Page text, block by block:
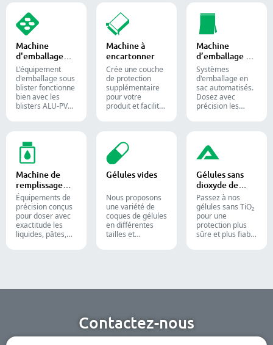
bonbons gélifiés
et des
compléments
alimentaires
destinés aux
industries
confiseries et
pharmaceutiques.
utilisés dans les
industries
pharmaceutique,
alimentaire et
chimique.
votre processus
de
conditionnement
pharmaceutique
grâce à nos
diverses solutions
de comptage de
formes solides.
Machine
d'emballage
sous blister
L'équipement
d'emballage sous
blister fonctionne
bien avec les
blisters ALU-PVC
comprimés, de
gélules et de
gélules molles. Il
est toujours
appliqué dans la
production
pharmaceutique
et des
compléments
alimentaires.
Machine à
encartonner
Crée une couche
de protection
supplémentaire
pour votre
produit et facilite
blisters, sachets
et tubes dans des
étuis pour
l'emballage
pharmaceutique,
alimentaire.
Machine
d’emballage en
sac
Systèmes
d'emballage en
sac automatisés.
Dosez avec
précision les
lignes de
conditionnement
pharmaceutiques,
nutraceutiques et
alimentaires.
Machine de
remplissage
liquide
Équipements de
précision conçus
pour doser avec
exactitude les
liquides, pâtes,
pharmaceutiques,
Gélules vides
Nous proposons
une variété de
coques de gélules
en différentes
tailles et
industries
nutritionnels et
des aliments
fonctionnels.
Gélules sans
dioxyde de
titane
Passez à nos
gélules sans TiO₂
pour une
protection plus
sûre et plus fiable
Contactez-nous